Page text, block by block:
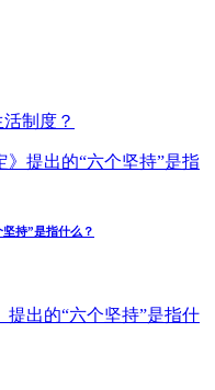
制度？
持”是指什么？
出的“六个坚持”是指什